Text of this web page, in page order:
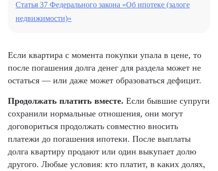
Статья 37 Федерального закона «Об ипотеке (залоге
недвижимости)»
Если квартира с момента покупки упала в цене, то
после погашения долга денег для раздела может не
остаться — или даже может образоваться дефицит.
Продолжать платить вместе. Если бывшие супруги
сохранили нормальные отношения, они могут
договориться продолжать совместно вносить
платежи до погашения ипотеки. После выплаты
долга квартиру продают или один выкупает долю
другого. Любые условия: кто платит, в каких долях,